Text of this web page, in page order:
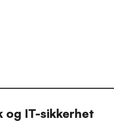
og IT-sikkerhet